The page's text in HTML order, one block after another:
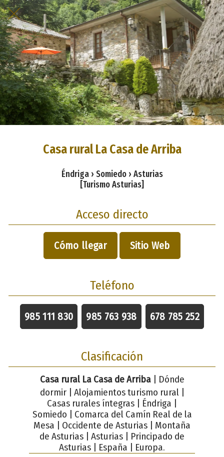
Casa rural La Casa de Arriba
Éndriga › Somiedo › Asturias
[Turismo Asturias]
Acceso directo
Cómo llegar Sitio Web
Teléfono
985 111 830 985 763 938 678 785 252
Clasificación
Casa rural La Casa de Arriba| Dónde
dormir | Alojamientos turismo rural |
Casas rurales íntegras | Éndriga |
Somiedo | Comarca del Camín Real de la
Mesa | Occidente de Asturias | Montaña
de Asturias | Asturias | Principado de
Asturias | España | Europa.